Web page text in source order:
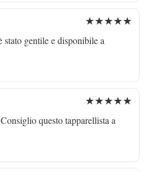
★★★★★
gentile e disponibile a
★★★★★
questo tapparellista a